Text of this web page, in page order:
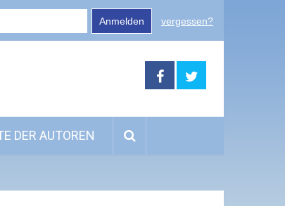
Anmelden vergessen?
DER AUTOREN